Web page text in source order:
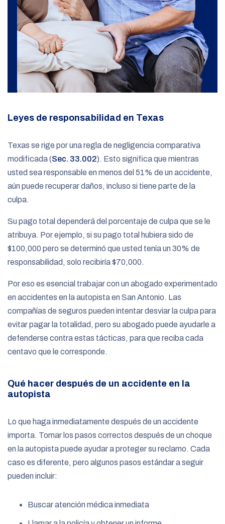
Leyes de responsabilidad en Texas
Texas se rige por una regla de negligencia comparativa
modificada (Sec. 33.002). Esto significa que mientras
usted sea responsable en menos del 51% de un accidente,
aún puede recuperar daños, incluso si tiene parte de la
culpa.
Su pago total dependerá del porcentaje de culpa que se le
atribuya. Por ejemplo, si su pago total hubiera sido de
$100,000 pero se determinó que usted tenía un 30% de
responsabilidad, solo recibiría $70,000.
Por eso es esencial trabajar con un abogado experimentado
en accidentes en la autopista en San Antonio. Las
compañías de seguros pueden intentar desviar la culpa para
evitar pagar la totalidad, pero su abogado puede ayudarle a
defenderse contra estas tácticas, para que reciba cada
centavo que le corresponde.
Qué hacer después de un accidente en la
autopista
Lo que haga inmediatamente después de un accidente
importa. Tomar los pasos correctos después de un choque
en la autopista puede ayudar a proteger su reclamo. Cada
caso es diferente, pero algunos pasos estándar a seguir
pueden incluir:
Buscar atención médica inmediata